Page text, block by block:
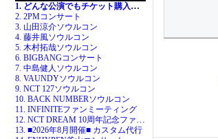
1. どんな公演でもチケット購入代行
2. 2PMコンサート
3. 山田涼介ソウルコン
4. 藤井風ソウルコン
5. 木村拓哉ソウルコン
6. BIGBANGコンサート
7. 中島健人ソウルコン
8. VAUNDYソウルコン
9. NCT 127ソウルコン
10. BACK NUMBERソウルコン
11. INFINITEファンミーティング
12. NCT DREAM 10周年記念ファンミ
13. ■2026年8月開催■ カスタム代行